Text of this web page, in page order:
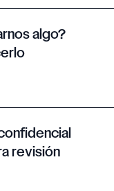
algo?
revisión